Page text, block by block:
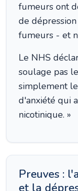
fumeurs ont
de
fumeurs - et
Le NHS
soulage pas
simplement
d'anxiété qui
nicotinique. »
Preuves :
et la